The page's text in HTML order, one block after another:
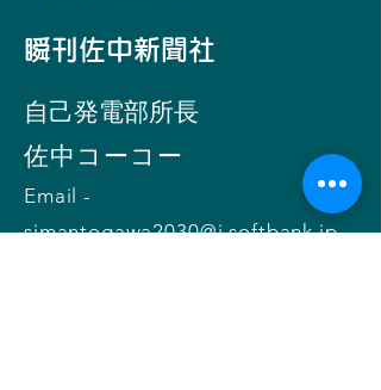
​瞬刊佐中新聞社
自己発電部所長
​佐中コーコー
Email -
simantogawa2030@i.softbank.jp